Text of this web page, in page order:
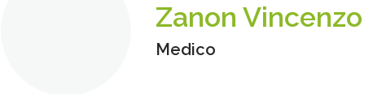
Zanon Vincenzo
Medico